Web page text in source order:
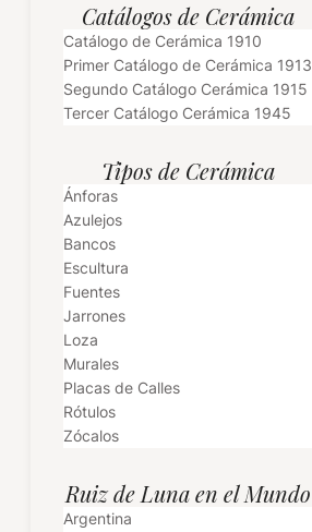
Catálogos de Cerámica
Catálogo de Cerámica 1910
Primer Catálogo de Cerámica 1913
Segundo Catálogo Cerámica 1915
Tercer Catálogo Cerámica 1945
Tipos de Cerámica
Ánforas
Azulejos
Bancos
Escultura
Fuentes
Jarrones
Loza
Murales
Placas de Calles
Rótulos
Zócalos
Ruiz de Luna en el Mundo
Argentina